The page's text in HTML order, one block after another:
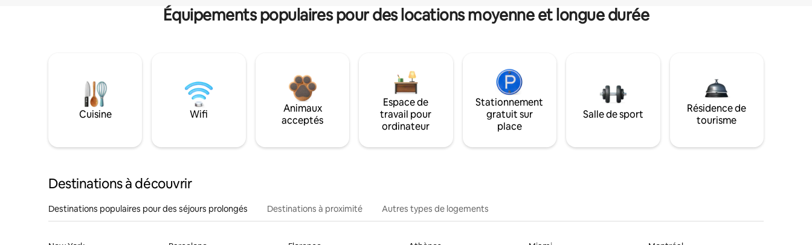
Équipements populaires pour des locations moyenne et longue durée
Cuisine Wifi
Animaux
acceptés
Espace de
travail pour
ordinateur
Stationnement
gratuit sur
place
Salle de sport
Résidence de
tourisme
Destinations à découvrir
Destinations populaires pour des séjours prolongés Destinations à proximité Autres types de logements